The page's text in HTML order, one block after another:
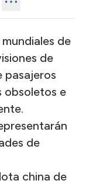
de
de
pasajeros
obsoletos e
de
china de